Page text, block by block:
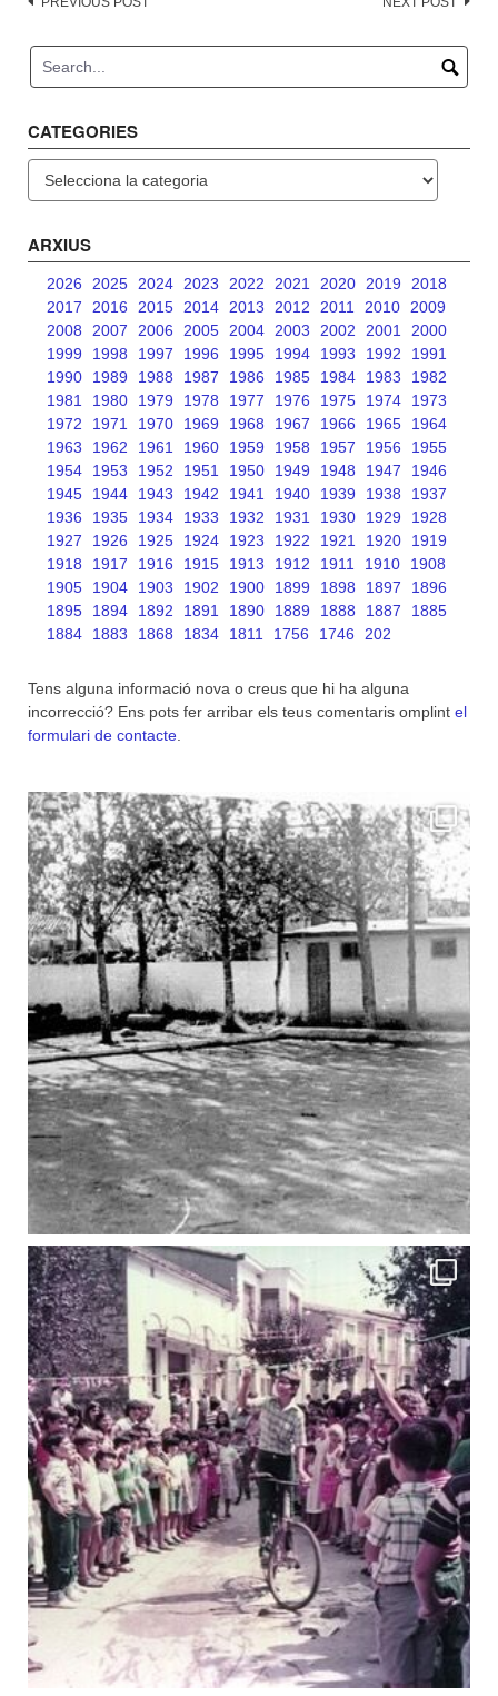
Post
CATEGORIES
ARXIUS
2026 2025 2024 2023 2022 2021 2020 2019
2018
2017
2016 2015 2014 2013 2012 2011 2010
2009
2008
2007 2006 2005 2004 2003 2002 2001
2000
1999
1998 1997 1996 1995 1994 1993 1992
1991
1990
1989 1988 1987 1986 1985 1984 1983
1982
1981
1980 1979 1978 1977 1976 1975 1974
1973
1972
1971 1970 1969 1968 1967 1966 1965
1964
1963
1962 1961 1960 1959 1958 1957 1956
1955
1954
1953 1952 1951 1950 1949 1948 1947
1946
1945
1944 1943 1942 1941 1940 1939 1938
1937
1936
1935 1934 1933 1932 1931 1930 1929
1928
1927
1926 1925 1924 1923 1922 1921 1920
1919
1918
1917 1916 1915 1913 1912 1911 1910
1908
1905
1904 1903 1902 1900 1899 1898 1897
1896
1895
1894 1892 1891 1890 1889 1888 1887
1885
1884
1883 1868 1834 1811 1756 1746 202
Tens alguna informació nova o creus que hi ha alguna
incorrecció? Ens pots fer arribar els teus comentaris omplint el
formulari de contacte